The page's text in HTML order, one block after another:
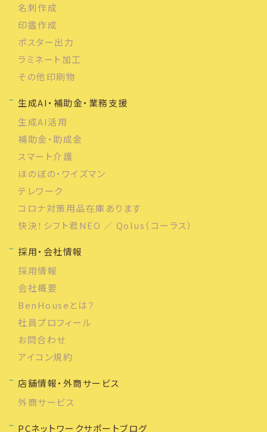
名刺作成
印鑑作成
ポスター出力
ラミネート加工
その他印刷物
生成AI・補助金・業務支援
生成AI活用
補助金・助成金
スマート介護
ほのぼの・ワイズマン
テレワーク
コロナ対策用品在庫あります
快決！シフト君NEO ／ Qolus（コーラス）
採用・会社情報
採用情報
会社概要
BenHouseとは？
社員プロフィール
お問合わせ
アイコン規約
店舗情報・外商サービス
外商サービス
PCネットワークサポートブログ